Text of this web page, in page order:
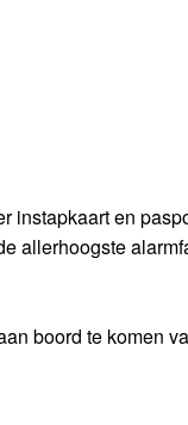
instapkaart en
allerhoogste
boord te komen